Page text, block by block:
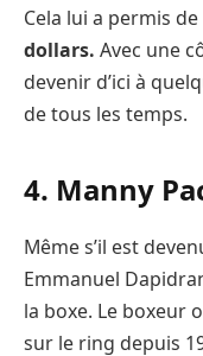
Cela lui a permis
dollars. Avec une
devenir d’ici à
de tous les temps.
4. Manny
Même s’il est
Emmanuel
la boxe. Le boxeur
sur le ring depuis